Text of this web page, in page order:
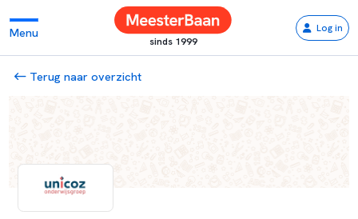
Menu
sinds 1999
Log in
Terug naar overzicht